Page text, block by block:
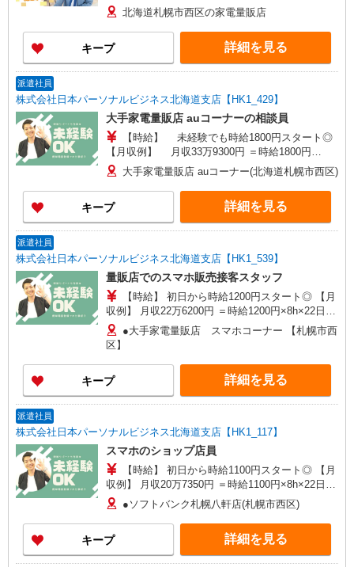
+゜ 入社祝い金10万円支給(規定有) お友達を紹介
頂くと, インセンティブ支給(規定有) ★月2回払
い・週払い可能（規程有）★ ゜・。○。・゜
+゜・。○。・゜+゜
北海道札幌市西区の家電量販店
キープ 詳細を見る
派遣社員
株式会社日本パーソナルビジネス北海道支店【HK1_429】
大手家電量販店 auコーナーの相談員
【時給】 未経験でも時給1800円スタート◎
【月収例】 月収33万9300円 ＝時給1800円
×8h×22日＋残(10h) ●交通費全額支給 ●残業手当
（時給×1.25） ●各種手当支給 各種社会保険完
備/年次有給休暇/昇給制度 時間外手当/制服貸与/
携帯電話割引 無料の健康診断/介護・育児休暇な
ど充実★
大手家電量販店 auコーナー(北海道札幌市西区)
キープ 詳細を見る
派遣社員
株式会社日本パーソナルビジネス北海道支店【HK1_539】
量販店でのスマホ販売接客スタッフ
【時給】 初日から時給1200円スタート◎ 【月
収例】 月収22万6200円 ＝時給1200円×8h×22日＋
残(10h) ●交通費支給(規定有) ●残業手当（時給
×1.25） ●各種手当支給 各種社会保険完備/年次有
給休暇/昇給制度 時間外手当/制服貸与/携帯電話割
引 無料の健康診断/介護・育児休暇など充実★
●大手家電量販店 スマホコーナー 【札幌市西
区】
キープ 詳細を見る
派遣社員
株式会社日本パーソナルビジネス北海道支店【HK1_117】
スマホのショップ店員
【時給】 初日から時給1100円スタート◎ 【月
収例】 月収20万7350円 ＝時給1100円×8h×22日＋
残(10h) ●交通費支給(規定有) ●残業手当（時給
×1.25） ●各種手当支給 各種社会保険完備/年次有
給休暇/昇給制度 時間外手当/制服貸与/携帯電話割
引 無料の健康診断/介護・育児休暇など充実★
●ソフトバンク札幌八軒店(札幌市西区)
キープ 詳細を見る